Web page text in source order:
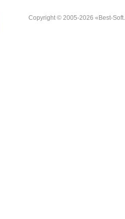
Copyright © 2005-2026 «Best-